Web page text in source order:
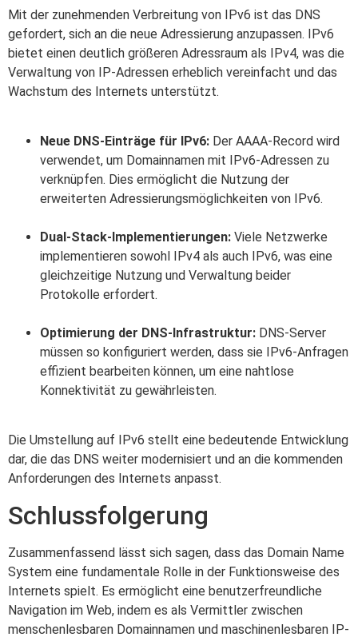
Mit der zunehmenden Verbreitung von IPv6 ist das DNS
gefordert, sich an die neue Adressierung anzupassen. IPv6
bietet einen deutlich größeren Adressraum als IPv4, was die
Verwaltung von IP-Adressen erheblich vereinfacht und das
Wachstum des Internets unterstützt.
Neue DNS-Einträge für IPv6: Der AAAA-Record wird
verwendet, um Domainnamen mit IPv6-Adressen zu
verknüpfen. Dies ermöglicht die Nutzung der
erweiterten Adressierungsmöglichkeiten von IPv6.
Dual-Stack-Implementierungen: Viele Netzwerke
implementieren sowohl IPv4 als auch IPv6, was eine
gleichzeitige Nutzung und Verwaltung beider
Protokolle erfordert.
Optimierung der DNS-Infrastruktur: DNS-Server
müssen so konfiguriert werden, dass sie IPv6-Anfragen
effizient bearbeiten können, um eine nahtlose
Konnektivität zu gewährleisten.
Die Umstellung auf IPv6 stellt eine bedeutende Entwicklung
dar, die das DNS weiter modernisiert und an die kommenden
Anforderungen des Internets anpasst.
Schlussfolgerung
Zusammenfassend lässt sich sagen, dass das Domain Name
System eine fundamentale Rolle in der Funktionsweise des
Internets spielt. Es ermöglicht eine benutzerfreundliche
Navigation im Web, indem es als Vermittler zwischen
menschenlesbaren Domainnamen und maschinenlesbaren IP-